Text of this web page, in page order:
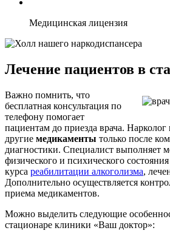
Медицинская лицензия
Лечение пациентов в
Важно помнить, что
бесплатная консультация по
телефону помогает
пациентам до приезда врача.
другие медикаменты только после
диагностики. Специалист выполняет
физического и психического
курса реабилитации алкоголизма,
Дополнительно осуществляется
приема медикаментов.
Можно выделить следующие
стационаре клиники «Ваш доктор»: